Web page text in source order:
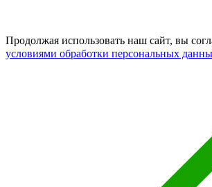
Продолжая использовать наш сайт, вы
условиями обработки персональных